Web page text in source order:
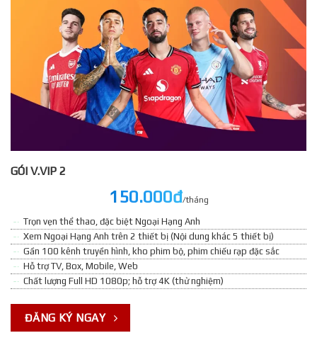
GÓI V.VIP 2
150.000đ/tháng
Trọn vẹn thể thao, đặc biệt Ngoại Hạng Anh
Xem Ngoại Hạng Anh trên 2 thiết bị (Nội dung khác 5 thiết bị)
Gần 100 kênh truyền hình, kho phim bộ, phim chiếu rạp đặc sắc
Hỗ trợ TV, Box, Mobile, Web
Chất lượng Full HD 1080p; hỗ trợ 4K (thử nghiệm)
ĐĂNG KÝ NGAY